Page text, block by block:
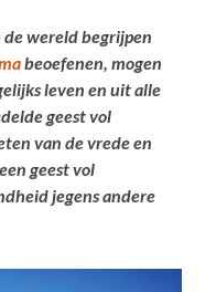
wereld begrijpen
beoefenen, mogen
leven en uit alle
geest vol
van de vrede en
geest vol
jegens andere